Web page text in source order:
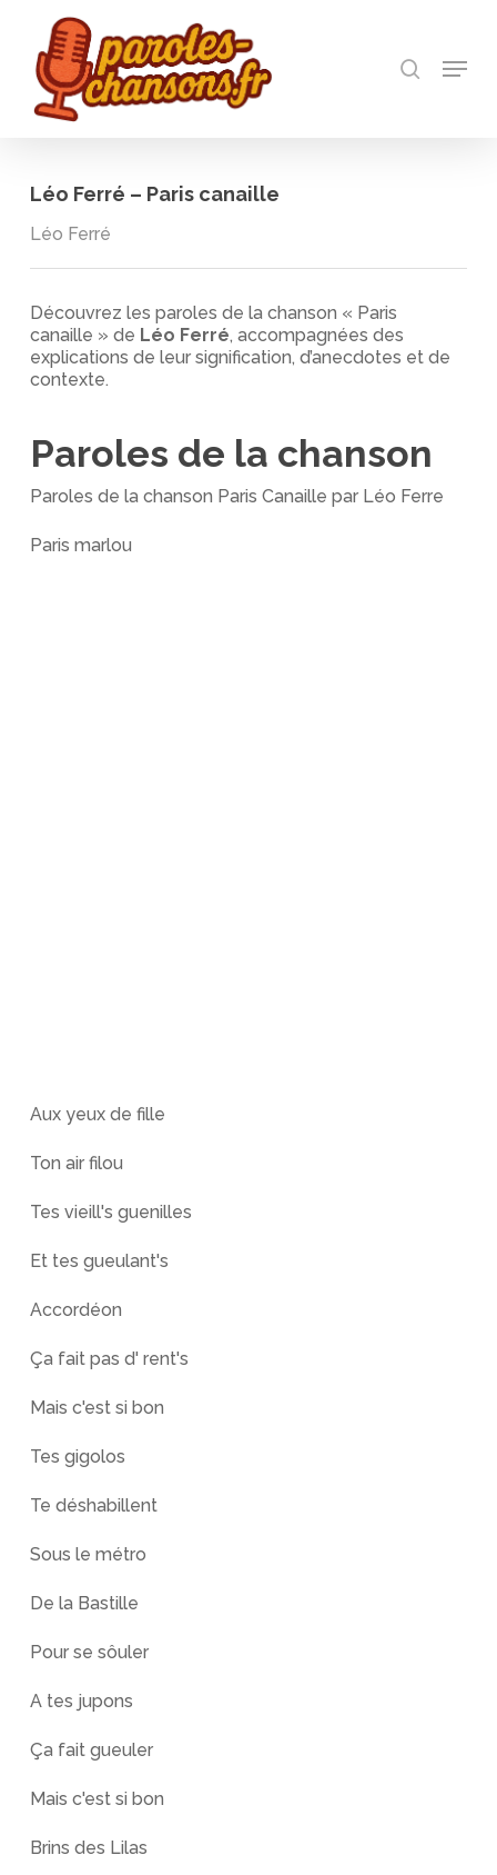
main
content
Menu
Léo Ferré – Paris canaille
Léo Ferré
Découvrez les paroles de la chanson « Paris
canaille » de Léo Ferré, accompagnées des
explications de leur signification, d’anecdotes et de
contexte.
Paroles de la chanson
Paroles de la chanson Paris Canaille par Léo Ferre
Paris marlou
Aux yeux de fille
Ton air filou
Tes vieill's guenilles
Et tes gueulant's
Accordéon
Ça fait pas d' rent's
Mais c'est si bon
Tes gigolos
Te déshabillent
Sous le métro
De la Bastille
Pour se sôuler
A tes jupons
Ça fait gueuler
Mais c'est si bon
Brins des Lilas
Close